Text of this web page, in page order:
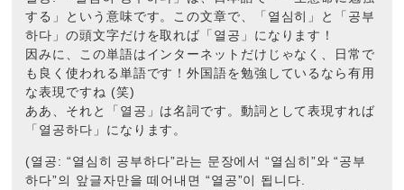
する」という意味です。この文章で、「열심히」と「공부
하다」の頭文字だけを取れば「열공」になります！
因みに、この単語はインターネットだけじゃなく、日常で
も良く使われる単語です！外国語を勉強しているなら有用
な表現ですね (笑)
ああ、それと「열공」は名詞です。動詞として表現すれば
「열공하다」になります。
(열공: “열심히 공부하다”라는 문장에서 “열심히”와 “공부
하다”의 앞글자만을 떼어내면 “열공”이 됩니다.